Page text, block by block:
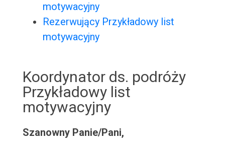
motywacyjny
Rezerwujący Przykładowy list
motywacyjny
Koordynator ds. podróży
Przykładowy list
motywacyjny
Szanowny Panie/Pani,